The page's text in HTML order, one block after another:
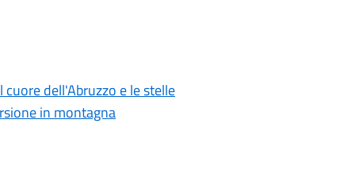
dell'Abruzzo e le stelle
in montagna